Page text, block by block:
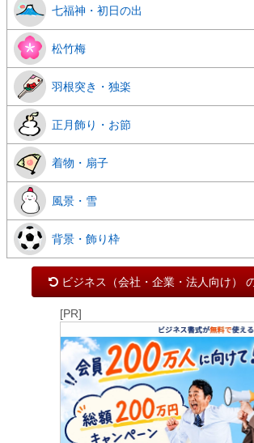
七福神・初日の出
松竹梅
羽根突き・独楽
正月飾り・お節
着物・扇子
風景・雪
背景・飾り枠
ビジネス（会社・企業・法人向け）
[PR]